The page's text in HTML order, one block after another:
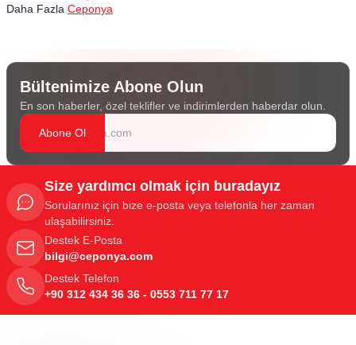
Daha Fazla Ceponya
Bültenimize Abone Olun
En son haberler, özel teklifler ve indirimlerden haberdar olun.
Abone Ol
Size yardımcı olmak için buradayız
Sorularınız için bize e-posta veya telefonla her zaman
ulaşabilirsiniz.
Destek E-Posta
bilgi@ceponya.com
Destek Telefon
+90 312 434 36 36 - 0553 711 77 17